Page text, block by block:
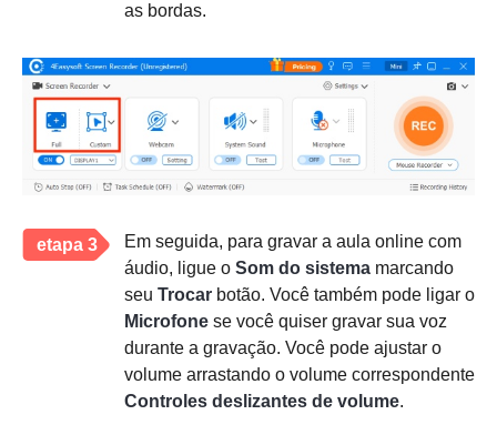
as bordas.
etapa 3
Em seguida, para gravar a aula online com
áudio, ligue o Som do sistema marcando
seu Trocar botão. Você também pode ligar o
Microfone se você quiser gravar sua voz
durante a gravação. Você pode ajustar o
volume arrastando o volume correspondente
Controles deslizantes de volume.